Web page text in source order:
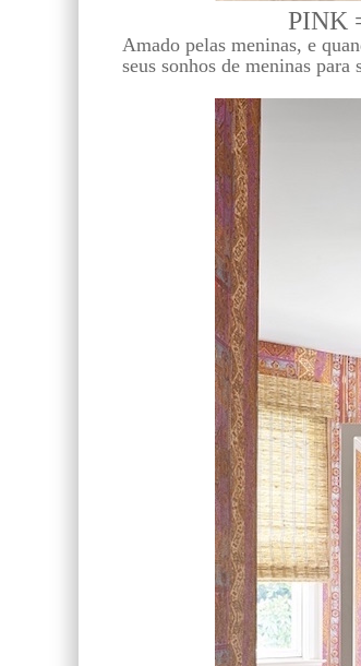
PINK
Amado pelas meninas, e
seus sonhos de meninas